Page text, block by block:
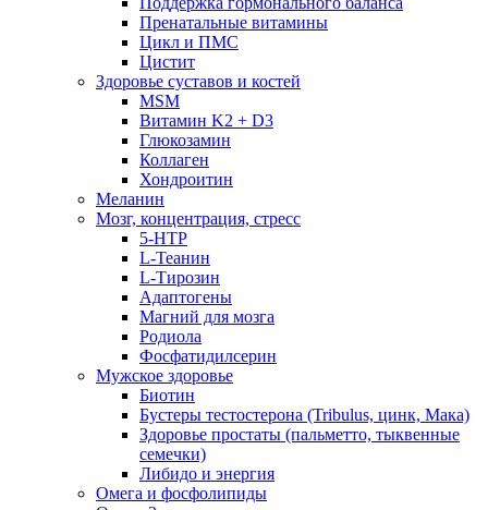
Пренатальные витамины
Цикл и ПМС
Цистит
Здоровье суставов и костей
MSM
Витамин K2 + D3
Глюкозамин
Коллаген
Хондроитин
Меланин
Мозг, концентрация, стресс
5-HTP
L-Теанин
L-Тирозин
Адаптогены
Магний для мозга
Родиола
Фосфатидилсерин
Мужское здоровье
Биотин
Бустеры тестостерона (Tribulus, цинк, Мака)
Здоровье простаты (пальметто, тыквенные
семечки)
Либидо и энергия
Омега и фосфолипиды